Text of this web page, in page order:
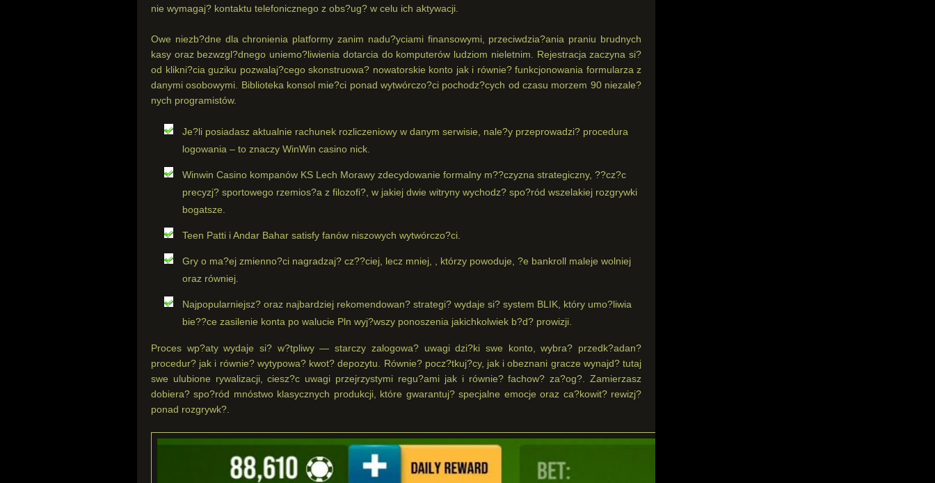
nie wymagaj? kontaktu telefonicznego z obs?ug? w celu ich aktywacji.
Owe niezb?dne dla chronienia platformy zanim nadu?yciami finansowymi, przeciwdzia?ania praniu brudnych
kasy oraz bezwzgl?dnego uniemo?liwienia dotarcia do komputerów ludziom nieletnim. Rejestracja zaczyna si?
od klikni?cia guziku pozwalaj?cego skonstruowa? nowatorskie konto jak i równie? funkcjonowania formularza z
danymi osobowymi. Biblioteka konsol mie?ci ponad wytwórczo?ci pochodz?cych od czasu morzem 90 niezale?
nych programistów.
Je?li posiadasz aktualnie rachunek rozliczeniowy w danym serwisie, nale?y przeprowadzi? procedura
logowania – to znaczy WinWin casino nick.
Winwin Casino kompanów KS Lech Morawy zdecydowanie formalny m??czyzna strategiczny, ??cz?c
precyzj? sportowego rzemios?a z filozofi?, w jakiej dwie witryny wychodz? spo?ród wszelakiej rozgrywki
bogatsze.
Teen Patti i Andar Bahar satisfy fanów niszowych wytwórczo?ci.
Gry o ma?ej zmienno?ci nagradzaj? cz??ciej, lecz mniej, , którzy powoduje, ?e bankroll maleje wolniej
oraz równiej.
Najpopularniejsz? oraz najbardziej rekomendowan? strategi? wydaje si? system BLIK, który umo?liwia
bie??ce zasilenie konta po walucie Pln wyj?wszy ponoszenia jakichkolwiek b?d? prowizji.
Proces wp?aty wydaje si? w?tpliwy — starczy zalogowa? uwagi dzi?ki swe konto, wybra? przedk?adan?
procedur? jak i równie? wytypowa? kwot? depozytu. Równie? pocz?tkuj?cy, jak i obeznani gracze wynajd? tutaj
swe ulubione rywalizacji, ciesz?c uwagi przejrzystymi regu?ami jak i równie? fachow? za?og?. Zamierzasz
dobiera? spo?ród mnóstwo klasycznych produkcji, które gwarantuj? specjalne emocje oraz ca?kowit? rewizj?
ponad rozgrywk?.